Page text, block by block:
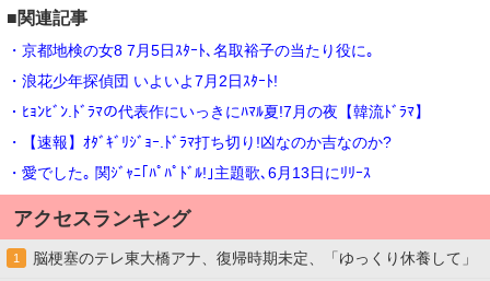
■関連記事
・京都地検の女8 7月5日ｽﾀｰﾄ､名取裕子の当たり役に｡
・浪花少年探偵団 いよいよ7月2日ｽﾀｰﾄ!
・ﾋｮﾝﾋﾞﾝ.ﾄﾞﾗﾏの代表作にいっきにﾊﾏﾙ夏!7月の夜【韓流ﾄﾞﾗﾏ】
・【速報】ｵﾀﾞｷﾞﾘｼﾞｮｰ.ﾄﾞﾗﾏ打ち切り!凶なのか吉なのか?
・愛でした｡ 関ｼﾞｬﾆ｢ﾊﾟﾊﾟﾄﾞﾙ!｣主題歌､6月13日にﾘﾘｰｽ
アクセスランキング
1 脳梗塞のテレ東大橋アナ、復帰時期未定、「ゆっくり休養して」